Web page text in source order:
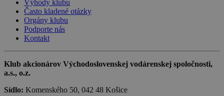
Výhody klubu
Často kladené otázky
Orgány klubu
Podporte nás
Kontakt
Klub akcionárov Východoslovenskej vodárenskej spoločnosti,
a.s., o.z.
Sídlo: Komenského 50, 042 48 Košice